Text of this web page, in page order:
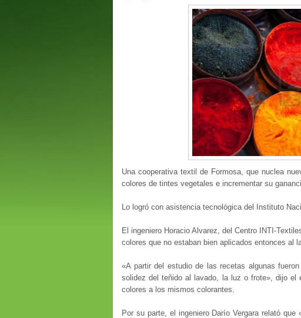
Una cooperativa textil de Formosa, que nuclea
colores de tintes vegetales e incrementar su
Lo logró con asistencia tecnológica del Instituto
El ingeniero Horacio Alvarez, del Centro INTI-
colores que no estaban bien aplicados entonces al
«A partir del estudio de las recetas algunas
solidez del teñido al lavado, la luz o frote», dijo el
colores a los mismos colorantes.
Por su parte, el ingeniero Darío Vergara relató